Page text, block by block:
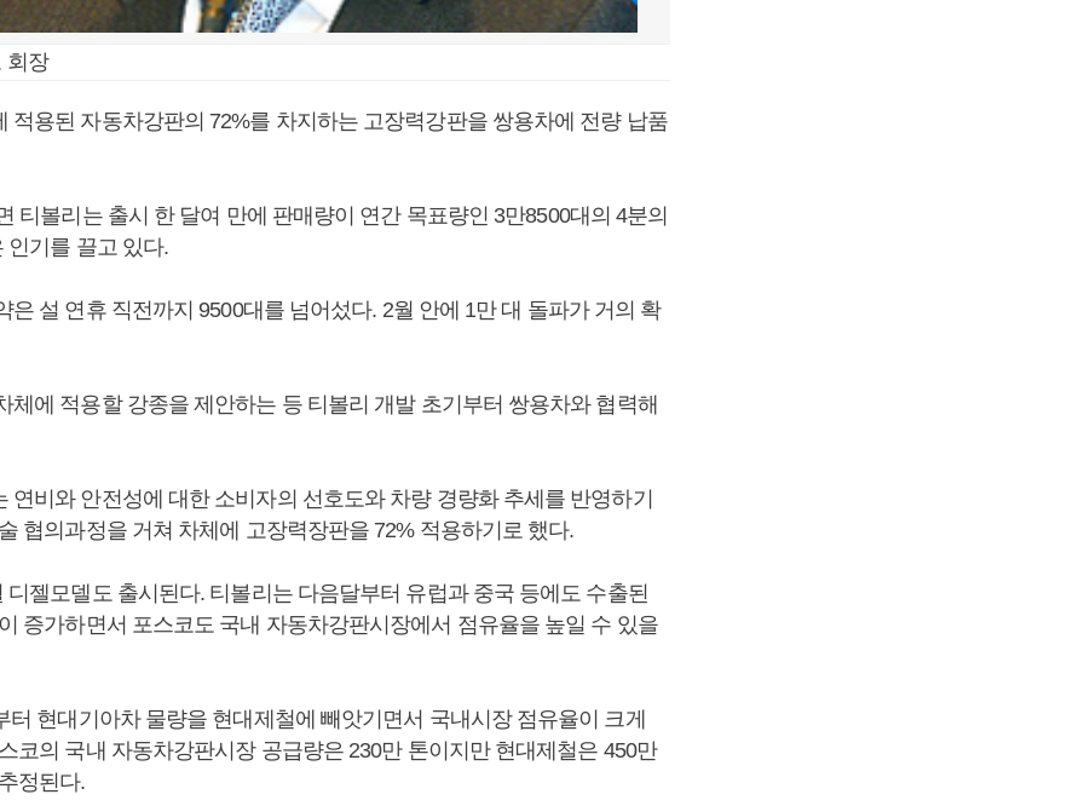
회장
적용된 자동차강판의 72%를 차지하는 고장력강판을 쌍용차에 전량 납품
티볼리는 출시 한 달여 만에 판매량이 연간 목표량인 3만8500대의 4분의
인기를 끌고 있다.
은 설 연휴 직전까지 9500대를 넘어섰다. 2월 안에 1만 대 돌파가 거의 확
체에 적용할 강종을 제안하는 등 티볼리 개발 초기부터 쌍용차와 협력해
연비와 안전성에 대한 소비자의 선호도와 차량 경량화 추세를 반영하기
협의과정을 거쳐 차체에 고장력장판을 72% 적용하기로 했다.
디젤모델도 출시된다. 티볼리는 다음달부터 유럽과 중국 등에도 수출된
증가하면서 포스코도 국내 자동차강판시장에서 점유율을 높일 수 있을
터 현대기아차 물량을 현대제철에 빼앗기면서 국내시장 점유율이 크게
코의 국내 자동차강판시장 공급량은 230만 톤이지만 현대제철은 450만
정된다.